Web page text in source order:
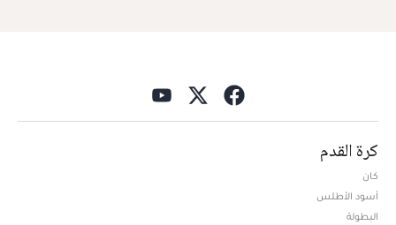
كرة القدم
كان
أسود الأطلس
البطولة